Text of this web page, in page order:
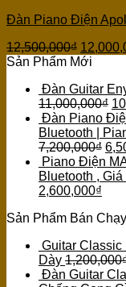
Đàn Piano Điện
12,500,000₫
Sản Phẩm Mới
Đàn Guitar
11,000,000₫
Đàn Piano
Bluetooth |
7,200,000₫
Piano Điện
Bluetooth ,
2,600,000₫
Sản Phẩm Bán Chạy
Guitar
Dày 1,200,000
Đàn Guitar